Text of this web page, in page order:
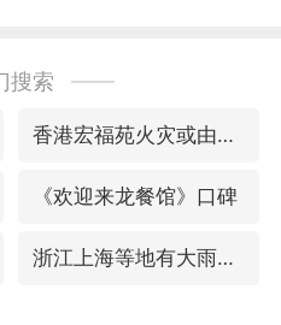
搜索
香港宏福苑火灾或由烟头引起
《欢迎来龙餐馆》口碑
浙江上海等地有大雨或暴雨